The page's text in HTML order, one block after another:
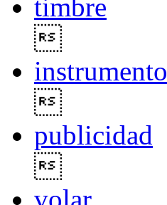
timbre
instrumento
publicidad